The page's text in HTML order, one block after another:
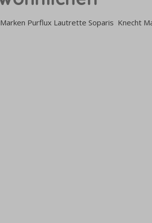
Purflux Lautrette Soparis Knecht